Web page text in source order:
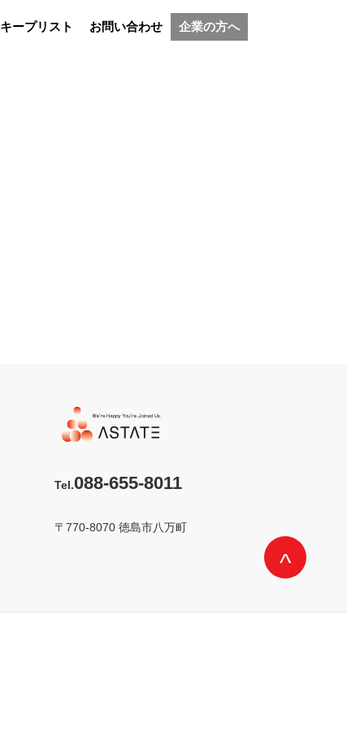
キープリスト お問い合わせ 企業の方へ
088-655-8011
〒770-8070 徳島市八万町